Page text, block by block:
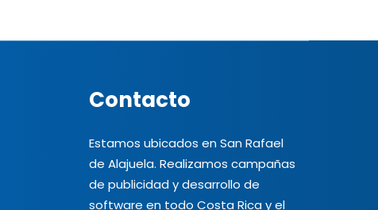
Contacto
Estamos ubicados en San Rafael
de Alajuela. Realizamos campañas
de publicidad y desarrollo de
software en todo Costa Rica y el